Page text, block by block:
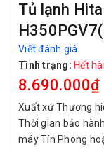
Tủ lạnh
Viết đánh giá
Tình trạng: Hết
8.690.000₫
Xuất xứ Thương
Thời gian bảo
máy Tín Phong